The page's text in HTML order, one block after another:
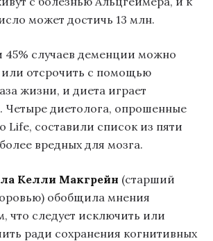
может достичь 13 млн.
45% случаев деменции можно
или отсрочить с помощью
жизни, и диета играет
Четыре диетолога, опрошенные
Life, составили список из пяти
вредных для мозга.
Келли Макгрейн (старший
обобщила мнения
что следует исключить или
ради сохранения когнитивных